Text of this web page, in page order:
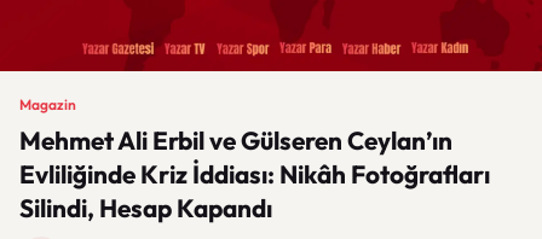
Magazin
Mehmet Ali Erbil ve Gülseren Ceylan’ın
Evliliğinde Kriz İddiası: Nikâh Fotoğrafları
Silindi, Hesap Kapandı